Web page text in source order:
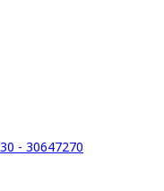
- 30647270